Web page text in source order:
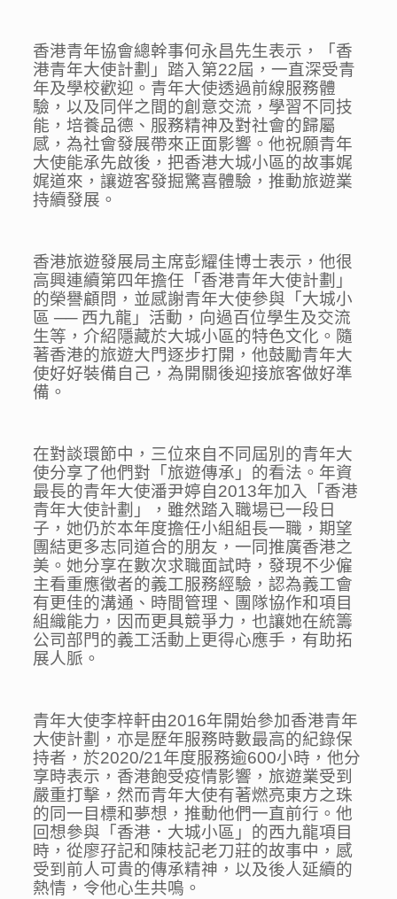
香港青年協會總幹事何永昌先生表示，「香
港青年大使計劃」踏入第22屆，一直深受青
年及學校歡迎。青年大使透過前線服務體
驗，以及同伴之間的創意交流，學習不同技
能，培養品德、服務精神及對社會的歸屬
感，為社會發展帶來正面影響。他祝願青年
大使能承先啟後，把香港大城小區的故事娓
娓道來，讓遊客發掘驚喜體驗，推動旅遊業
持續發展。
香港旅遊發展局主席彭耀佳博士表示，他很
高興連續第四年擔任「香港青年大使計劃」
的榮譽顧問，並感謝青年大使參與「大城小
區 ── 西九龍」活動，向過百位學生及交流
生等，介紹隱藏於大城小區的特色文化。隨
著香港的旅遊大門逐步打開，他鼓勵青年大
使好好裝備自己，為開關後迎接旅客做好準
備。
在對談環節中，三位來自不同屆別的青年大
使分享了他們對「旅遊傳承」的看法。年資
最長的青年大使潘尹婷自2013年加入「香港
青年大使計劃」，雖然踏入職場已一段日
子，她仍於本年度擔任小組組長一職，期望
團結更多志同道合的朋友，一同推廣香港之
美。她分享在數次求職面試時，發現不少僱
主看重應徵者的義工服務經驗，認為義工會
有更佳的溝通、時間管理、團隊協作和項目
組織能力，因而更具競爭力，也讓她在統籌
公司部門的義工活動上更得心應手，有助拓
展人脈。
青年大使李梓軒由2016年開始參加香港青年
大使計劃，亦是歷年服務時數最高的紀錄保
持者，於2020/21年度服務逾600小時，他分
享時表示，香港飽受疫情影響，旅遊業受到
嚴重打擊，然而青年大使有著燃亮東方之珠
的同一目標和夢想，推動他們一直前行。他
回想參與「香港．大城小區」的西九龍項目
時，從廖孖記和陳枝記老刀莊的故事中，感
受到前人可貴的傳承精神，以及後人延續的
熱情，令他心生共鳴。